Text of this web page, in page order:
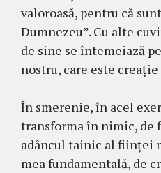
valoroasă, pentru că
Dumnezeu”. Cu alte
de sine se întemeiază
nostru, care este
În smerenie, în acel
transforma în nimic, de
adâncul tainic al ființei
mea fundamentală, de